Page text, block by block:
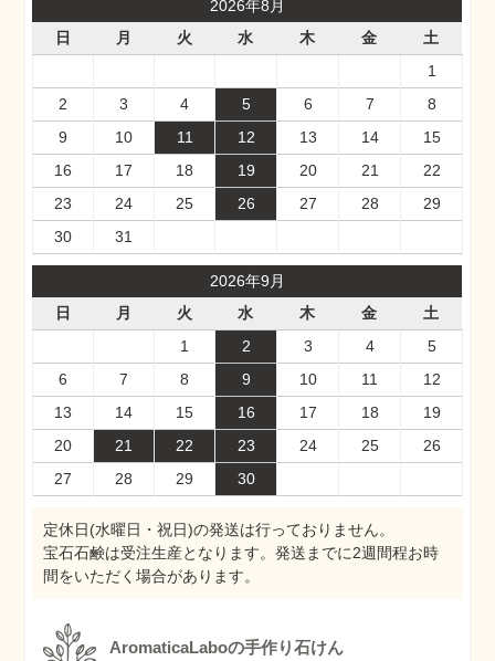
2026年8月
日
月 火 水 木 金
土
1
2
3 4 5 6 7
8
9
10 11 12 13 14
15
16
17 18 19 20 21
22
23
24 25 26 27 28
29
30
31
2026年9月
日
月 火 水 木 金
土
1
2 3 4
5
6
7 8 9 10 11
12
13
14 15 16 17 18
19
20
21 22 23 24 25
26
27
28 29 30
定休日(水曜日・祝日)の発送は行っておりません。
宝石石鹸は受注生産となります。発送までに2週間程お時
間をいただく場合があります。
AromaticaLaboの手作り石けん